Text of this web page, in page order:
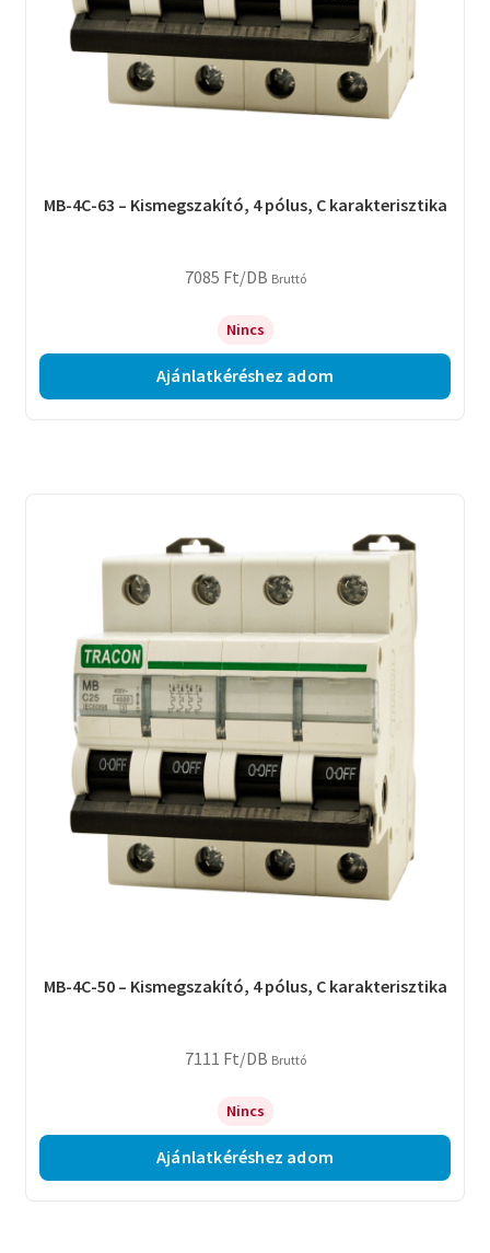
MB-4C-63 – Kismegszakító, 4 pólus, C karakterisztika
7085 Ft/DB Bruttó
Nincs
Ajánlatkéréshez adom
MB-4C-50 – Kismegszakító, 4 pólus, C karakterisztika
7111 Ft/DB Bruttó
Nincs
Ajánlatkéréshez adom